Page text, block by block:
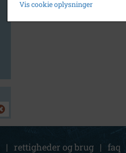
| rettigheder og brug | faq
Vis cookie oplysninger